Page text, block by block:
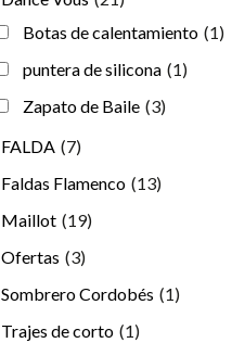
Botas de calentamiento (1)
puntera de silicona (1)
Zapato de Baile (3)
FALDA (7)
Faldas Flamenco (13)
Maillot (19)
Ofertas (3)
Sombrero Cordobés (1)
Trajes de corto (1)